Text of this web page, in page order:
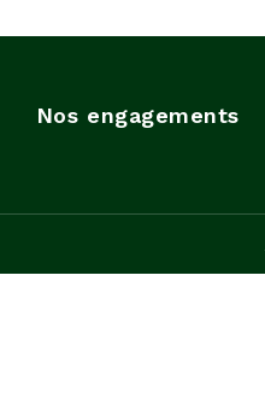
Nos engagements